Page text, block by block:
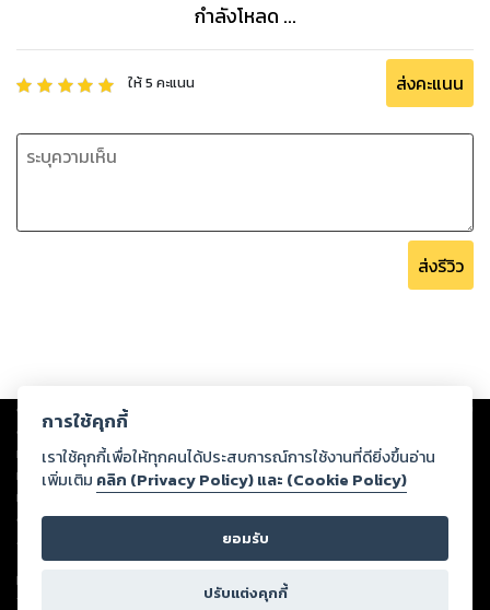
กำลังโหลด ...
ให้5 คะแนน ส่งคะแนน
ส่งรีวิว
Copyright © 2026
ต่อผลงานหรือเนื้อหาใดที่อัปโหลดผ่านเว็บไซต์และปรากฏว่าละเมิดสิทธิใน
ทรัพย์สินทางปัญญาของบุคคลอื่นหรือขัดต่อกฎหมายและศีลธรรม ดังนั้น ผู้อ่าน
ทุกท่านโปรดใช้วิจารณญาณในการกลั่นกรองด้วยตนเอง และหากท่านพบว่าส่วน
หนึ่งส่วนใดขัดต่อกฎหมายและศีลธรรม กรุณาแจ้งมายังบริษัท เพื่อทีมงานจะได้
ดำเนินการในทันที ทั้งนี้ ทางสตอรี่ล็อกขอสงวนลิขสิทธิ์ตามพระราชบัญญัติ
ลิขสิทธิ์ พ.ศ. 2537 (ฉบับล่าสุด)
For support: member@ookbee.com
Version
การใช้คุกกี้
เราใช้คุกกี้เพื่อให้ทุกคนได้ประสบการณ์การใช้งานที่ดียิ่งขึ้นอ่าน
เพิ่มเติม คลิก (Privacy Policy) และ (Cookie Policy)
ยอมรับ
ปรับแต่งคุกกี้